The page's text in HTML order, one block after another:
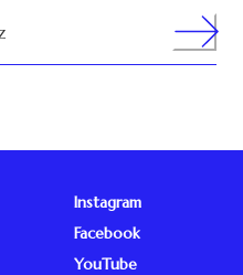
Search
Instagram
Facebook
YouTube